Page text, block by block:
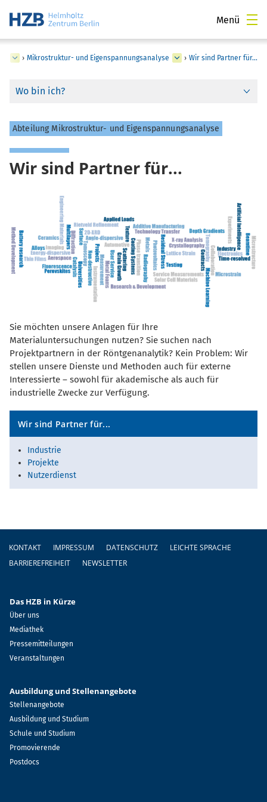
Menü
› Mikrostruktur- und Eigenspannungsanalyse › Wir sind Partner für...
Wo bin ich?
Abteilung Mikrostruktur- und Eigenspannungsanalyse
Wir sind Partner für...
Sie möchten unsere Anlagen für Ihre
Materialuntersuchungen nutzen? Sie suchen nach
Projektpartnern in der Röntgenanalytik? Kein Problem: Wir
stellen unsere Dienste und Methoden auch für externe
Interessierte – sowohl für akademische als auch für
industrielle Zwecke zur Verfügung.
Wir sind Partner für...
Industrie
Projekte
Nutzerdienst
KONTAKT IMPRESSUM DATENSCHUTZ
LEICHTE SPRACHE
BARRIEREFREIHEIT
NEWSLETTER
Das HZB in Kürze
Über uns
Mediathek
Pressemitteilungen
Veranstaltungen
Ausbildung und Stellenangebote
Stellenangebote
Ausbildung und Studium
Schule und Studium
Promovierende
Postdocs